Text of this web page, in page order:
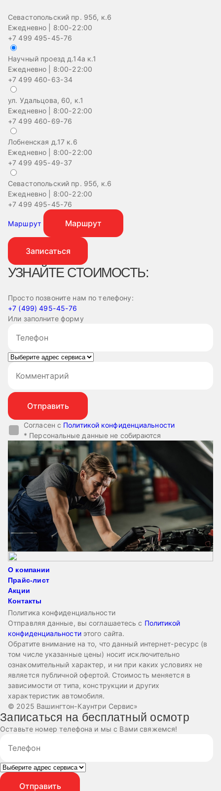
Севастопольский пр. 95б, к.6
Ежедневно | 8:00-22:00
+7 499 495-45-76
Научный проезд д.14а к.1
Ежедневно | 8:00-22:00
+7 499 460-63-34
ул. Удальцова, 60, к.1
Ежедневно | 8:00-22:00
+7 499 460-69-76
Лобненская д.17 к.6
Ежедневно | 8:00-22:00
+7 499 495-49-37
Севастопольский пр. 95б, к.6
Ежедневно | 8:00-22:00
+7 499 495-45-76
Маршрут Маршрут
Записаться
УЗНАЙТЕ СТОИМОСТЬ:
Просто позвоните нам по телефону:
+7 (499) 495-45-76
Или заполните форму
Согласен с Политикой конфиденциальности
* Персональные данные не собираются
О компании
Прайс-лист
Акции
Контакты
Политика конфиденциальности
Отправляя данные, вы соглашаетесь с Политикой
конфиденциальностиэтого сайта.
Обратите внимание на то, что данный интернет-ресурс (в
том числе указанные цены) носит исключительно
ознакомительный характер, и ни при каких условиях не
является публичной офертой. Стоимость меняется в
зависимости от типа, конструкции и других
характеристик автомобиля.
© 2025 Вашингтон-Каунтри Сервис»
Записаться на бесплатный осмотр
Оставьте номер телефона и мы с Вами свяжемся!